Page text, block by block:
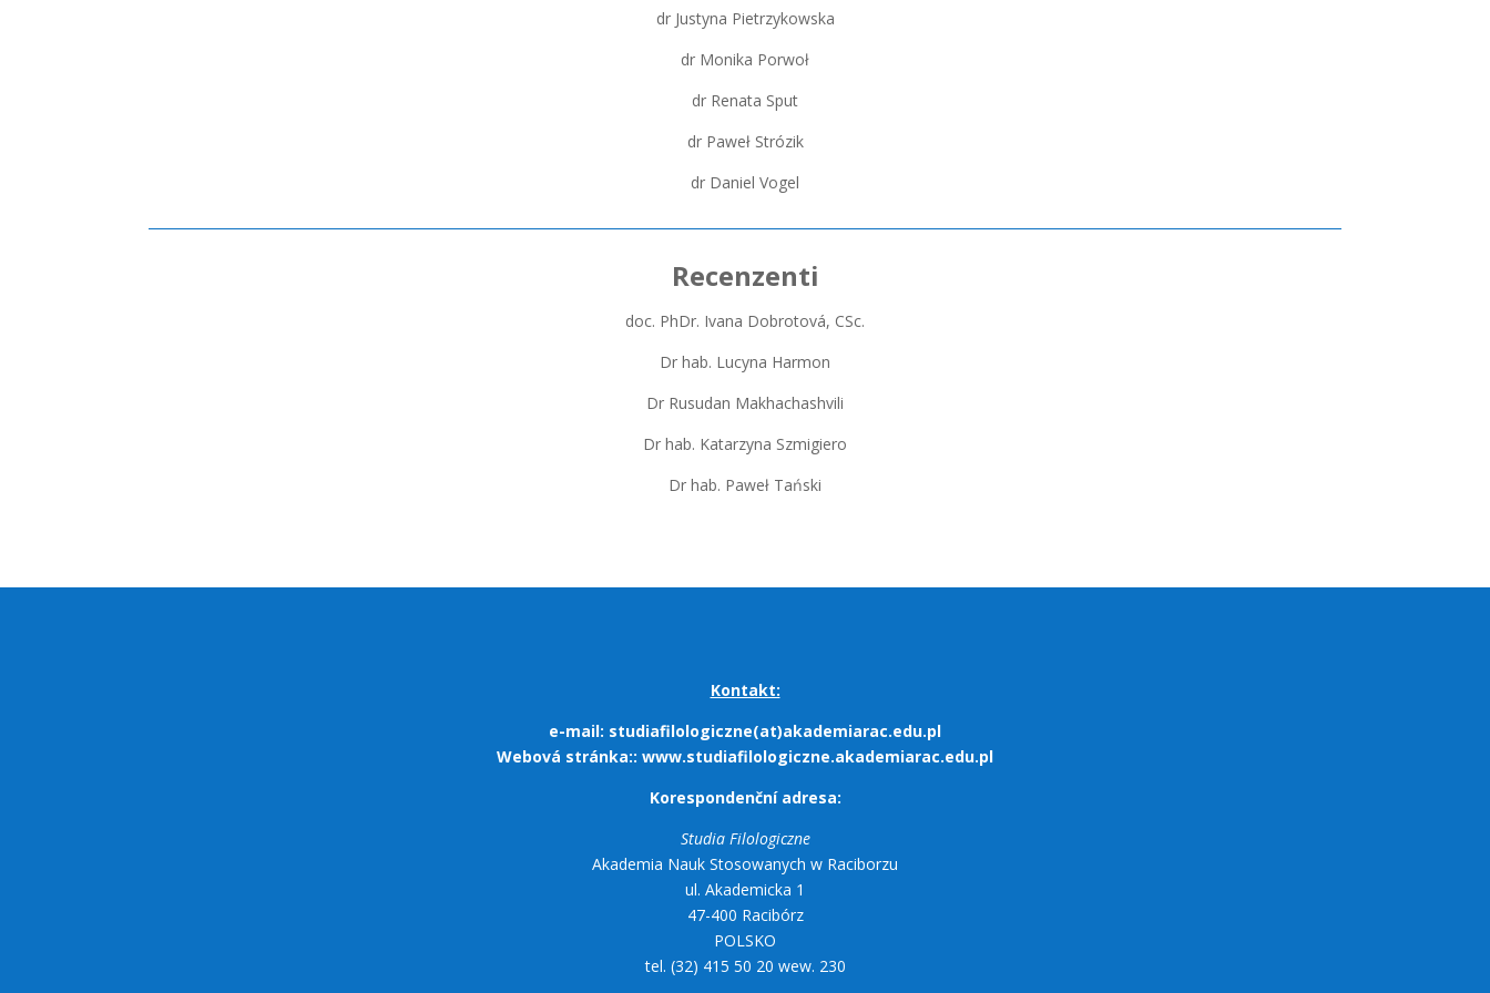
dr Justyna Pietrzykowska
dr Monika Porwoł
dr Renata Sput
dr Paweł Strózik
dr Daniel Vogel
Recenzenti
doc. PhDr. Ivana Dobrotová, CSc.
Dr hab. Lucyna Harmon
Dr Rusudan Makhachashvili
Dr hab. Katarzyna Szmigiero
Dr hab. Paweł Tański
Kontakt:
e-mail: studiafilologiczne(at)akademiarac.edu.pl
Webová stránka:: www.studiafilologiczne.akademiarac.edu.pl
Korespondenční adresa:
Studia Filologiczne
Akademia Nauk Stosowanych w Raciborzu
ul. Akademicka 1
47-400 Racibórz
POLSKO
tel. (32) 415 50 20 wew. 230